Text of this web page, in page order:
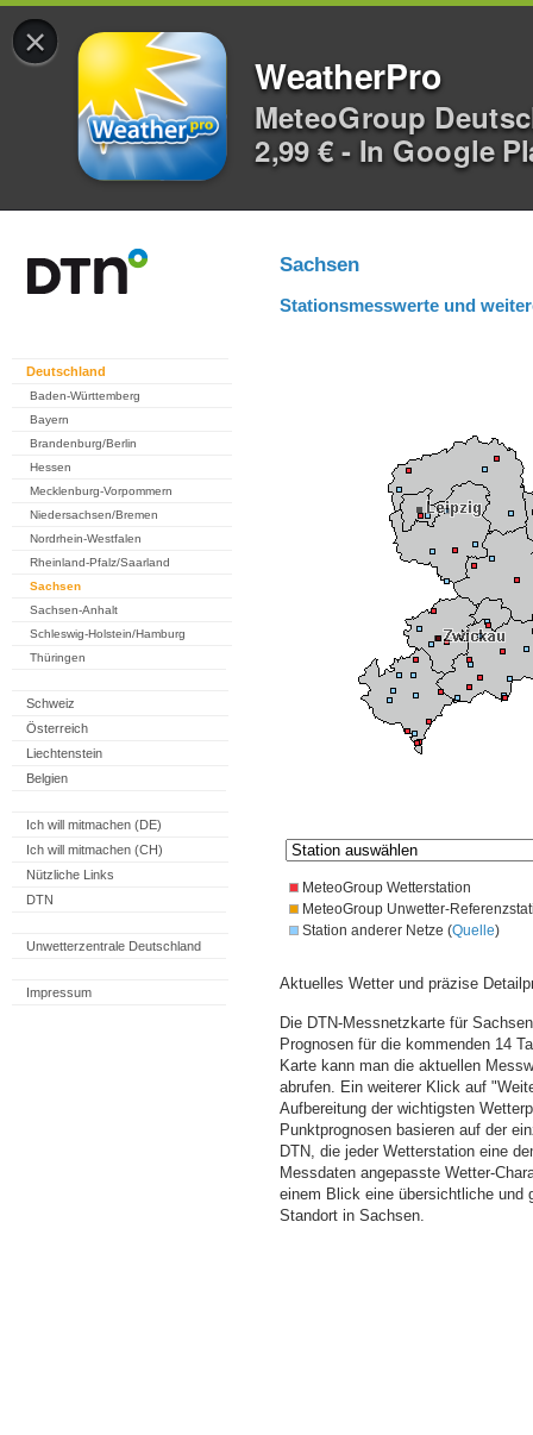
×
WeatherPro
MeteoGroup
2,99 € - In Google
Deutschland
Baden-Württemberg
Bayern
Brandenburg/Berlin
Hessen
Mecklenburg-Vorpommern
Niedersachsen/Bremen
Nordrhein-Westfalen
Rheinland-Pfalz/Saarland
Sachsen
Sachsen-Anhalt
Schleswig-Holstein/Hamburg
Thüringen
Schweiz
Österreich
Liechtenstein
Belgien
Ich will mitmachen (DE)
Ich will mitmachen (CH)
Nützliche Links
DTN
Unwetterzentrale Deutschland
Impressum
Sachsen
Stationsmesswerte und
MeteoGroup Wetterstation
MeteoGroup Unwetter-
Station anderer Netze (Quelle)
Aktuelles Wetter und präzise
Die DTN-Messnetzkarte für
Prognosen für die kommenden 14
Karte kann man die aktuellen
abrufen. Ein weiterer Klick auf
Aufbereitung der wichtigsten
Punktprognosen basieren auf der
DTN, die jeder Wetterstation eine
Messdaten angepasste Wetter-
einem Blick eine übersichtliche und
Standort in Sachsen.